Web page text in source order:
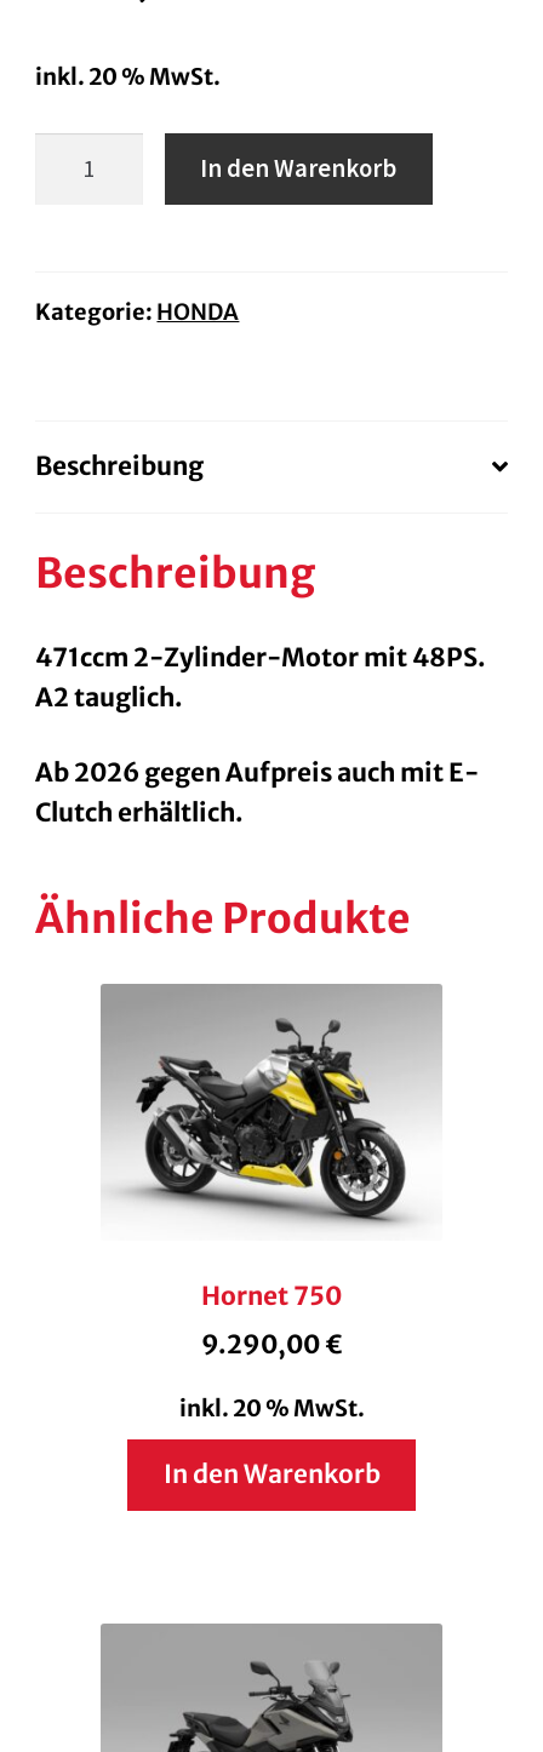
inkl. 20 % MwSt.
In den Warenkorb
Kategorie: HONDA
Beschreibung
Beschreibung
471ccm 2-Zylinder-Motor mit 48PS.
A2 tauglich.
Ab 2026 gegen Aufpreis auch mit E-
Clutch erhältlich.
Ähnliche Produkte
Hornet 750
9.290,00€
inkl. 20 % MwSt.
In den Warenkorb